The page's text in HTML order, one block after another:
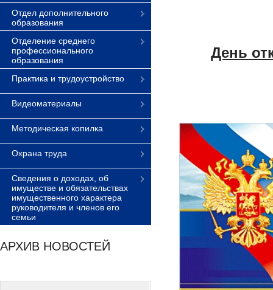
Отдел дополнительного
образования
Отделение среднего
профессионального
образования
Практика и трудоустройство
Видеоматериалы
Методическая копилка
Охрана труда
Сведения о доходах, об
имуществе и обязательствах
имущественного характера
руководителя и членов его
семьи
АРХИВ НОВОСТЕЙ
День